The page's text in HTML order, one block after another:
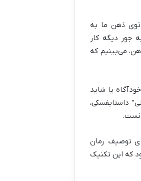
ذهن ما به
جور دیگه کار
می‌بینیم که
یا شاید
داستایفسکی،
توصیف رمان
که این تکنیک